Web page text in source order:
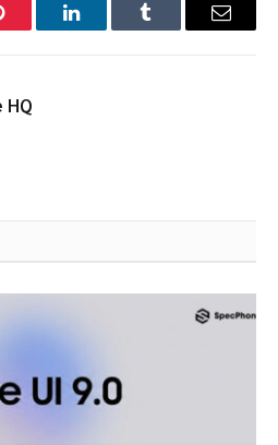
LinkedInTumblr Email
HQ